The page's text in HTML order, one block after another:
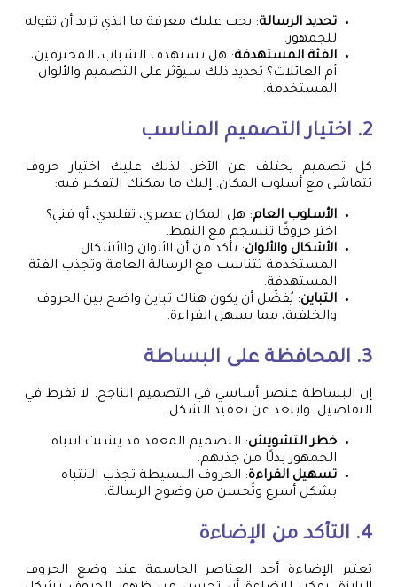
تحديد الرسالة: يجب عليك معرفة ما الذي تريد أن تقوله
للجمهور.
الفئة المستهدفة: هل تستهدف الشباب، المحترفين،
أم العائلات؟ تحديد ذلك سيؤثر على التصميم والألوان
المستخدمة.
2. اختيار التصميم المناسب
كل تصميم يختلف عن الآخر، لذلك عليك اختيار حروف
تتماشى مع أسلوب المكان. إليك ما يمكنك التفكير فيه:
الأسلوب العام: هل المكان عصري، تقليدي، أو فني؟
اختر حروفًا تنسجم مع النمط.
الأشكال والألوان: تأكد من أن الألوان والأشكال
المستخدمة تتناسب مع الرسالة العامة وتجذب الفئة
المستهدفة.
التباين: يُفضّل أن يكون هناك تباين واضح بين الحروف
والخلفية، مما يسهل القراءة.
3. المحافظة على البساطة
إن البساطة عنصر أساسي في التصميم الناجح. لا تفرط في
التفاصيل، وابتعد عن تعقيد الشكل.
خطر التشويش: التصميم المعقد قد يشتت انتباه
الجمهور بدلًا من جذبهم.
تسهيل القراءة: الحروف البسيطة تجذب الانتباه
بشكل أسرع وتُحسن من وضوح الرسالة.
4. التأكد من الإضاءة
تعتبر الإضاءة أحد العناصر الحاسمة عند وضع الحروف